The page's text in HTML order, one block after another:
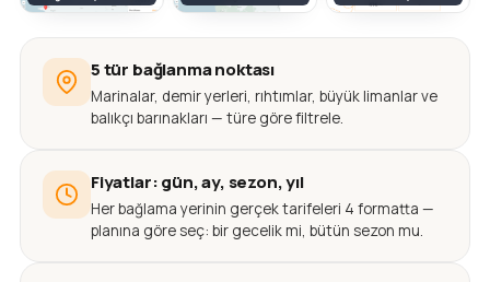
5 tür bağlanma noktası
Marinalar, demir yerleri, rıhtımlar, büyük limanlar ve
balıkçı barınakları — türe göre filtrele.
Fiyatlar: gün, ay, sezon, yıl
Her bağlama yerinin gerçek tarifeleri 4 formatta —
planına göre seç: bir gecelik mi, bütün sezon mu.